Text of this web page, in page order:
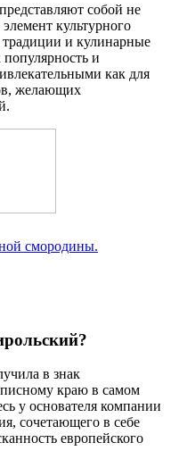
собой не
культурного
и кулинарные
и
как для
желающих
смородины.
в знак
краю в самом
у основателя компании
сочетающего в себе
европейского